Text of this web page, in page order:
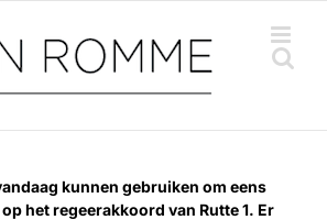
kunnen gebruiken om eens
het regeerakkoord van Rutte 1. Er